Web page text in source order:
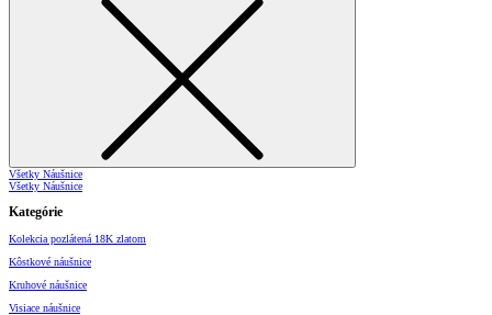
Všetky Náušnice
Všetky Náušnice
Kategórie
Kolekcia pozlátená 18K zlatom
Kôstkové náušnice
Kruhové náušnice
Visiace náušnice